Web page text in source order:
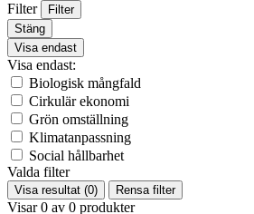
Filter
Filter
Stäng
Visa endast
Visa endast:
Biologisk mångfald
Cirkulär ekonomi
Grön omställning
Klimatanpassning
Social hållbarhet
Valda filter
Visa resultat (0) Rensa filter
Visar0 av 0 produkter